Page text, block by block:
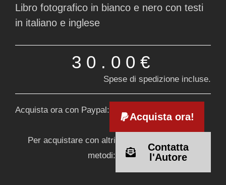
Libro fotografico in bianco e nero con testi
in italiano e inglese
30.00€
Spese di spedizione incluse.
Acquista ora con Paypal:
Acquista ora!
Per acquistare con altri
metodi:
Contatta
l'Autore